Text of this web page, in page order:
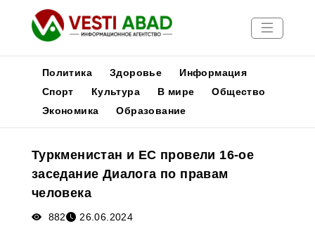
Новости
Медиа
Афиша
Политика Здоровье
Информация
Спорт
Культура В мире
Общество
Экономика
Образование
Туркменистан и ЕС провели 16-ое
заседание Диалога по правам
человека
882 26.06.2024